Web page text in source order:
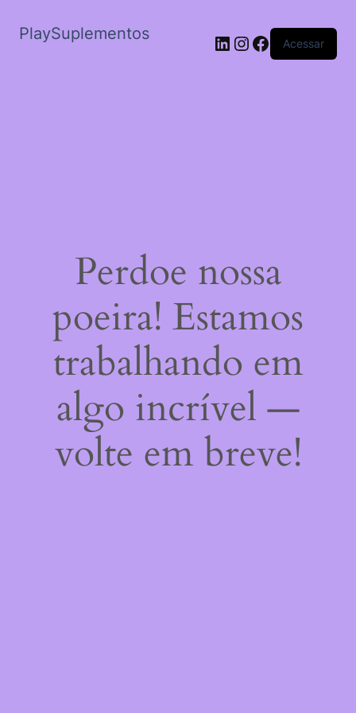
PlaySuplementos LinkedIn
Instagram
Facebook
Acessar
Perdoe nossa
poeira! Estamos
trabalhando em
algo incrível —
volte em breve!